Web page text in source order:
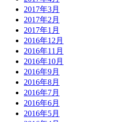
2017年3月
2017年2月
2017年1月
2016年12月
2016年11月
2016年10月
2016年9月
2016年8月
2016年7月
2016年6月
2016年5月